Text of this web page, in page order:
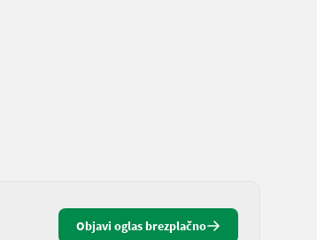
Objavi oglas brezplačno